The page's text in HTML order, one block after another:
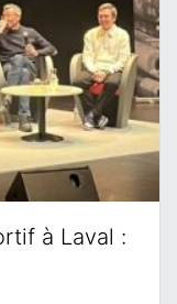
à Laval :